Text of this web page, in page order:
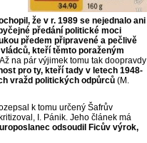
že v r. 1989 se nejednalo ani
předání politické moci
předem připravené a pečlivě
kteří těmto poraženým
na pár výjimek tomu tak doopravdy
pro ty, kteří tady v letech 1948-
vražd politických odpůrců (M.
k tomu určený Šafrův
I. Pánik. Jeho článek má
odsoudil Ficův výrok,